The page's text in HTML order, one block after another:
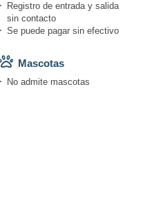
Registro de entrada y salida
sin contacto
Se puede pagar sin efectivo
Mascotas
No admite mascotas